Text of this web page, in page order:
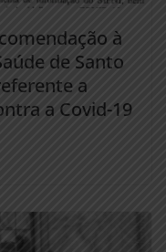
à
de Santo
a
a Covid-19